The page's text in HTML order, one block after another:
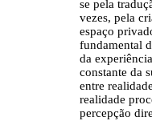
se pela
vezes, pela
espaço
fundamental
da
constante da
entre
realidade
percepção